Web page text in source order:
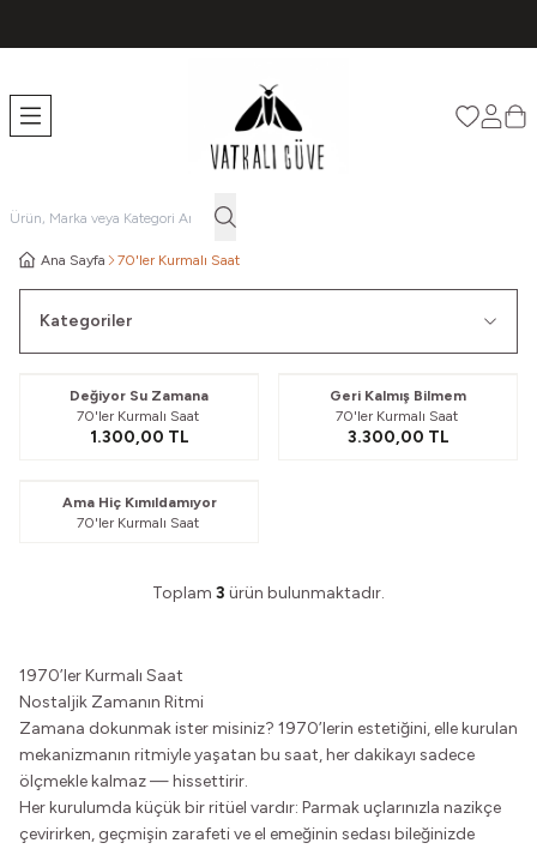
Favorilerim
Ana Sayfa 70'ler Kurmalı Saat
Kategoriler
Değiyor Su Zamana
70'ler Kurmalı Saat
1.300,00 TL
Geri Kalmış Bilmem
70'ler Kurmalı Saat
3.300,00 TL
Ama Hiç Kımıldamıyor
70'ler Kurmalı Saat
Toplam 3 ürün bulunmaktadır.
1970’ler Kurmalı Saat
Nostaljik Zamanın Ritmi
Zamana dokunmak ister misiniz? 1970’lerin estetiğini, elle kurulan
mekanizmanın ritmiyle yaşatan bu saat, her dakikayı sadece
ölçmekle kalmaz — hissettirir.
Her kurulumda küçük bir ritüel vardır: Parmak uçlarınızla nazikçe
çevirirken, geçmişin zarafeti ve el emeğinin sedası bileğinizde